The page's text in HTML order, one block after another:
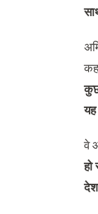
वे
हो
देश